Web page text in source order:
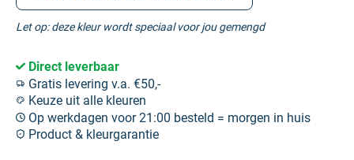
Let op: deze kleur wordt speciaal voor jou gemengd
Direct leverbaar
Gratis levering v.a. €50,-
Keuze uit alle kleuren
Op werkdagen voor 21:00 besteld = morgen in huis
Product & kleurgarantie